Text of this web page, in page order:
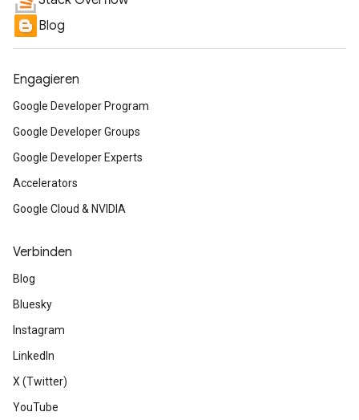
Blog
Engagieren
Google Developer Program
Google Developer Groups
Google Developer Experts
Accelerators
Google Cloud & NVIDIA
Verbinden
Blog
Bluesky
Instagram
LinkedIn
X (Twitter)
YouTube